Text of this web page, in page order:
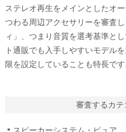
ステレオ再生をメインとしたオ
つわる周辺アクセサリーを審査
ィ」、つまり音質を選考基準と
ト通販でも入手しやすいモデル
限を設定していることも特長です
審査するカテ
スピーカーシステム・ピュア